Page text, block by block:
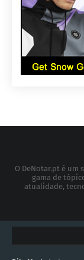
O DeNotar.pt é um
gama de
atualidade,